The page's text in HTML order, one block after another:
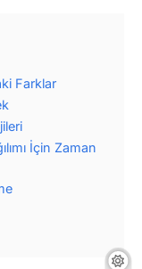
Farklar
İçin Zaman